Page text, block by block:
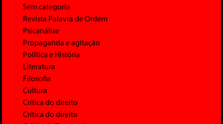
Sem categoria
Revista Palavra de Ordem
Psicanálise
Propaganda e agitação
Política e História
Literatura
Filosofia
Cultura
Crítica do direito
Crítica do direito